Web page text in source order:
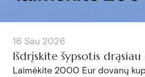
16 Sau 2026
Išdrįskite šypsotis drąsiau
Laimėkite 2000 Eur dovanų